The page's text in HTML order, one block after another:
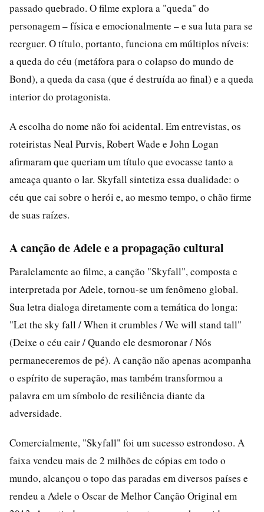
passado quebrado. O filme explora a "queda" do
personagem – física e emocionalmente – e sua luta para se
reerguer. O título, portanto, funciona em múltiplos níveis:
a queda do céu (metáfora para o colapso do mundo de
Bond), a queda da casa (que é destruída ao final) e a queda
interior do protagonista.
A escolha do nome não foi acidental. Em entrevistas, os
roteiristas Neal Purvis, Robert Wade e John Logan
afirmaram que queriam um título que evocasse tanto a
ameaça quanto o lar. Skyfall sintetiza essa dualidade: o
céu que cai sobre o herói e, ao mesmo tempo, o chão firme
de suas raízes.
A canção de Adele e a propagação cultural
Paralelamente ao filme, a canção "Skyfall", composta e
interpretada por Adele, tornou-se um fenômeno global.
Sua letra dialoga diretamente com a temática do longa:
"Let the sky fall / When it crumbles / We will stand tall"
(Deixe o céu cair / Quando ele desmoronar / Nós
permaneceremos de pé). A canção não apenas acompanha
o espírito de superação, mas também transformou a
palavra em um símbolo de resiliência diante da
adversidade.
Comercialmente, "Skyfall" foi um sucesso estrondoso. A
faixa vendeu mais de 2 milhões de cópias em todo o
mundo, alcançou o topo das paradas em diversos países e
rendeu a Adele o Oscar de Melhor Canção Original em